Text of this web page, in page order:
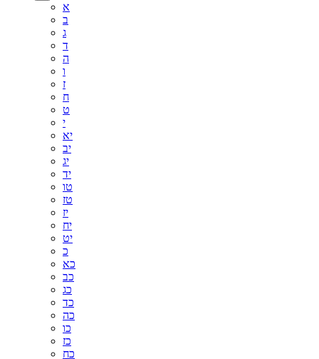
א
ב
ג
ד
ה
ו
ז
ח
ט
י
יא
יב
יג
יד
טו
טז
יז
יח
יט
כ
כא
כב
כג
כד
כה
כו
כז
כח